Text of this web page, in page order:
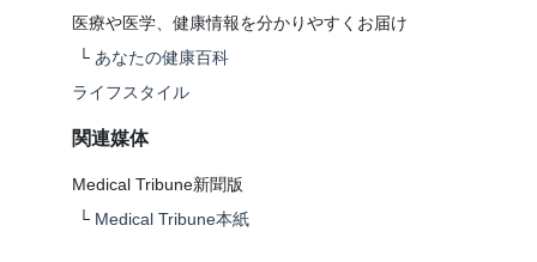
医療や医学、健康情報を分かりやすくお届け
└ あなたの健康百科
ライフスタイル
関連媒体
Medical Tribune新聞版
└ Medical Tribune本紙